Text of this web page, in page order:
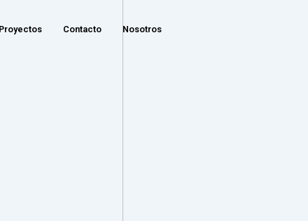
Proyectos Contacto Nosotros